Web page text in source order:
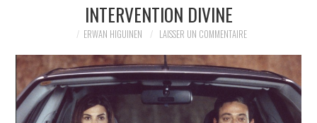
SÉRIES
ANIMATION
INTERVENTION DIVINE
ERWAN HIGUINEN LAISSER UN COMMENTAIRE